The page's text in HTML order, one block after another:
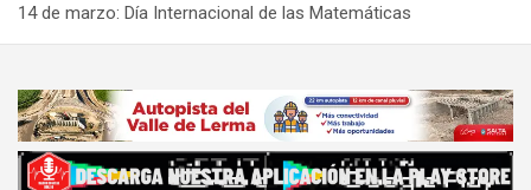
14 de marzo: Día Internacional de las Matemáticas